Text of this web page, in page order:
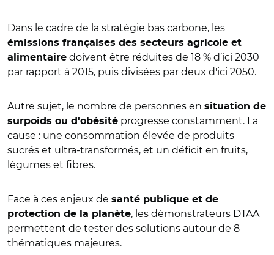
Dans le cadre de la stratégie bas carbone, les
émissions françaises des secteurs agricole et
alimentaire doivent être réduites de 18 % d’ici 2030
par rapport à 2015, puis divisées par deux d'ici 2050.
Autre sujet, le nombre de personnes en situation de
surpoids ou d'obésité progresse constamment. La
cause : une consommation élevée de produits
sucrés et ultra-transformés, et un déficit en fruits,
légumes et fibres.
Face à ces enjeux de santé publique et de
protection de la planète, les démonstrateurs DTAA
permettent de tester des solutions autour de 8
thématiques majeures.